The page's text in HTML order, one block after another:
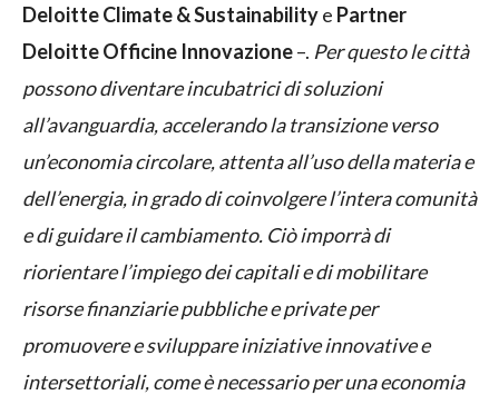
Deloitte Climate & Sustainabilitye Partner
Deloitte Officine Innovazione–. Per questo le città
possono diventare incubatrici di soluzioni
all’avanguardia, accelerando la transizione verso
un’economia circolare, attenta all’uso della materia e
dell’energia, in grado di coinvolgere l’intera comunità
e di guidare il cambiamento. Ciò imporrà di
riorientare l’impiego dei capitali e di mobilitare
risorse finanziarie pubbliche e private per
promuovere e sviluppare iniziative innovative e
intersettoriali, come è necessario per una economia